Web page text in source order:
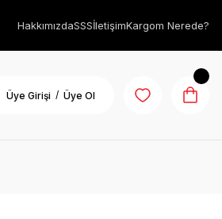
HakkımızdaSSSİletişimKargom Nerede?
Üye Girişi / Üye Ol